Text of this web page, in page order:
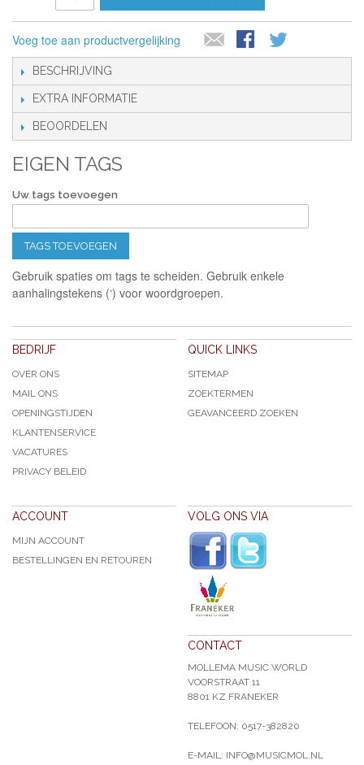
Voeg toe aan productvergelijking
BESCHRIJVING
EXTRA INFORMATIE
BEOORDELEN
EIGEN TAGS
Uw tags toevoegen
TAGS TOEVOEGEN
Gebruik spaties om tags te scheiden. Gebruik enkele
aanhalingstekens (‘) voor woordgroepen.
BEDRIJF
OVER ONS
MAIL ONS
OPENINGSTIJDEN
KLANTENSERVICE
VACATURES
PRIVACY BELEID
QUICK LINKS
SITEMAP
ZOEKTERMEN
GEAVANCEERD ZOEKEN
ACCOUNT
MIJN ACCOUNT
BESTELLINGEN EN RETOUREN
VOLG ONS VIA
CONTACT
MOLLEMA MUSIC WORLD
VOORSTRAAT 11
8801 KZ FRANEKER
TELEFOON: 0517-382820
E-MAIL: INFO@MUSICMOL.NL